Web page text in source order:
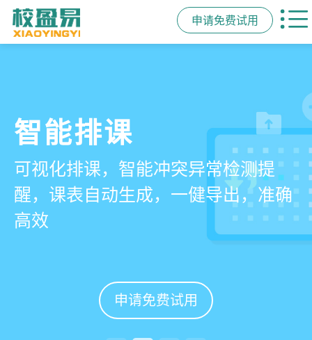
申请免费试用
管学校，用校盈易
培训机构教务管理系
统
有效提升运营管理效率45%
申请免费试用
智能排课
可视化排课，智能冲突异常检测提
醒，课表自动生成，一健导出，准确
高效
申请免费试用
课时统计
学员签到同步扣减课时，老师带课量
自动统计、汇总，数据清晰可查免扯
皮
申请免费试用
家校互动
一部手机链接教师、学员、家长，沟
通互动零距离，服务贴心铸口碑促续
费
申请免费试用